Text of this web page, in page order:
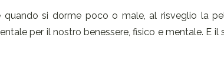
si dorme poco o male, al risveglio la
per il nostro benessere, fisico e mentale. E il